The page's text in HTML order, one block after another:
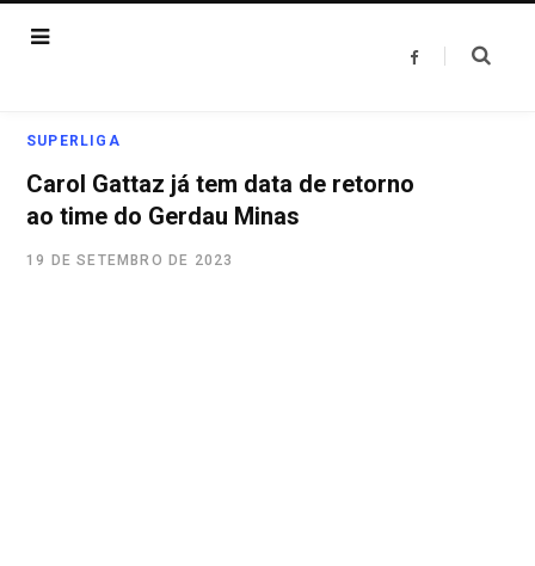
F
SUPERLIGA
Carol Gattaz já tem data de retorno
ao time do Gerdau Minas
19 DE SETEMBRO DE 2023